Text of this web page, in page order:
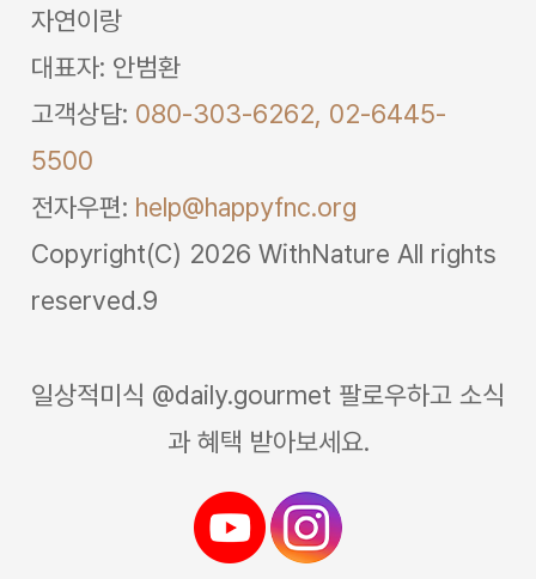
자연이랑
대표자: 안범환
고객상담: 080-303-6262, 02-6445-
5500
전자우편: help@happyfnc.org
Copyright(C) 2026 WithNature All rights
reserved.9
일상적미식 @daily.gourmet 팔로우하고 소식
과 혜택 받아보세요.